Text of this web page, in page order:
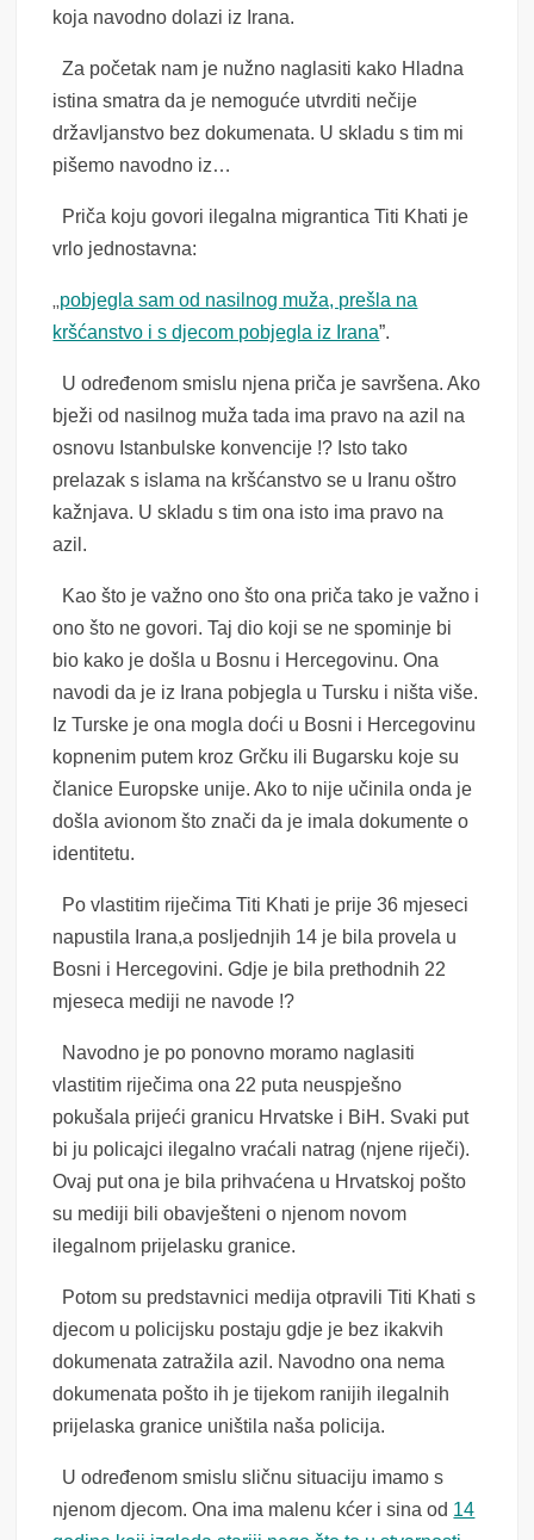
koja navodno dolazi iz Irana.
Za početak nam je nužno naglasiti kako Hladna
istina smatra da je nemoguće utvrditi nečije
državljanstvo bez dokumenata. U skladu s tim mi
pišemo navodno iz…
Priča koju govori ilegalna migrantica Titi Khati je
vrlo jednostavna:
pobjegla sam od nasilnog muža, prešla na
kršćanstvo i s djecom pobjegla iz Irana”.
U određenom smislu njena priča je savršena. Ako
bježi od nasilnog muža tada ima pravo na azil na
osnovu Istanbulske konvencije !? Isto tako
prelazak s islama na kršćanstvo se u Iranu oštro
kažnjava. U skladu s tim ona isto ima pravo na
azil.
Kao što je važno ono što ona priča tako je važno i
ono što ne govori. Taj dio koji se ne spominje bi
bio kako je došla u Bosnu i Hercegovinu. Ona
navodi da je iz Irana pobjegla u Tursku i ništa više.
Iz Turske je ona mogla doći u Bosni i Hercegovinu
kopnenim putem kroz Grčku ili Bugarsku koje su
članice Europske unije. Ako to nije učinila onda je
došla avionom što znači da je imala dokumente o
identitetu.
Po vlastitim riječima Titi Khati je prije 36 mjeseci
napustila Irana,a posljednjih 14 je bila provela u
Bosni i Hercegovini. Gdje je bila prethodnih 22
mjeseca mediji ne navode !?
Navodno je po ponovno moramo naglasiti
vlastitim riječima ona 22 puta neuspješno
pokušala prijeći granicu Hrvatske i BiH. Svaki put
bi ju policajci ilegalno vraćali natrag (njene riječi).
Ovaj put ona je bila prihvaćena u Hrvatskoj pošto
su mediji bili obavješteni o njenom novom
ilegalnom prijelasku granice.
Potom su predstavnici medija otpravili Titi Khati s
djecom u policijsku postaju gdje je bez ikakvih
dokumenata zatražila azil. Navodno ona nema
dokumenata pošto ih je tijekom ranijih ilegalnih
prijelaska granice uništila naša policija.
U određenom smislu sličnu situaciju imamo s
njenom djecom. Ona ima malenu kćer i sina od 14